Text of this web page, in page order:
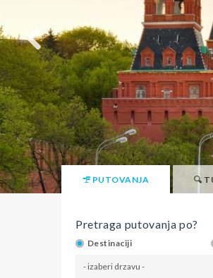
PUTOVANJA
Pretraga putovanja po?
Destinaciji
- izaberi drzavu -